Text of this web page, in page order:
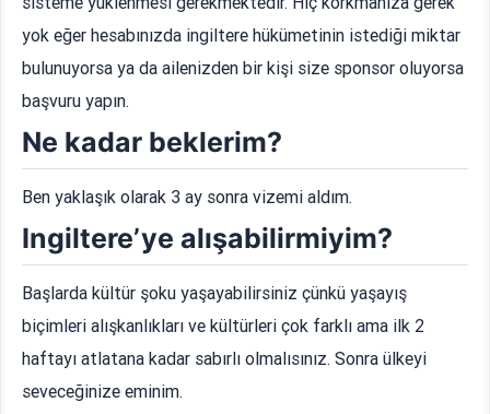
yok eğer hesabınızda ingiltere hükümetinin istediği miktar
bulunuyorsa ya da ailenizden bir kişi size sponsor oluyorsa
başvuru yapın.
Ne kadar beklerim?
Ben yaklaşık olarak 3 ay sonra vizemi aldım.
Ingiltere’ye alışabilirmiyim?
Başlarda kültür şoku yaşayabilirsiniz çünkü yaşayış
biçimleri alışkanlıkları ve kültürleri çok farklı ama ilk 2
haftayı atlatana kadar sabırlı olmalısınız. Sonra ülkeyi
seveceğinize eminim.